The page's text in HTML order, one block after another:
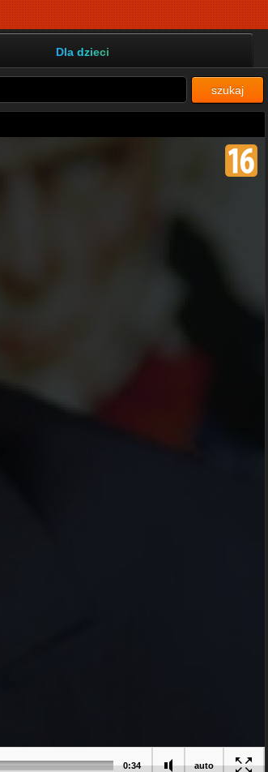
Dla dzieci
szukaj
auto
0:34